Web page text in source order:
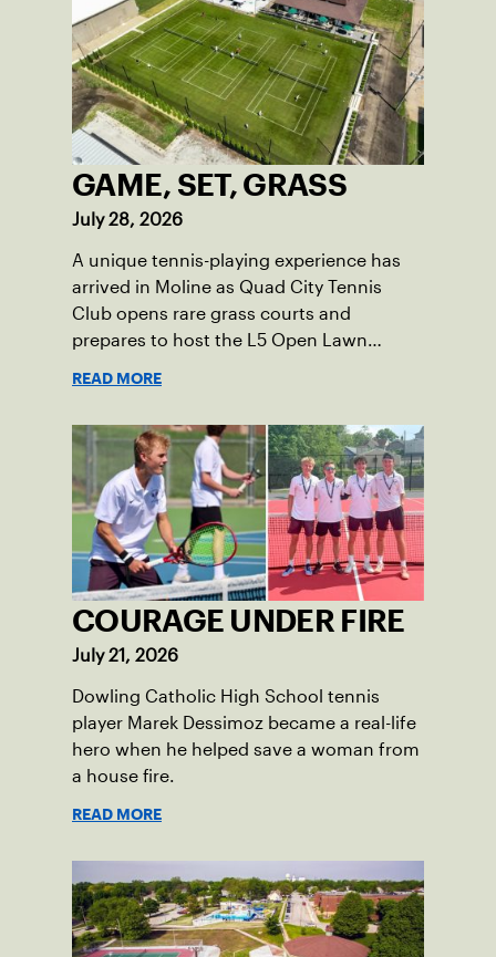
GAME, SET, GRASS
July 28, 2026
A unique tennis-playing experience has
arrived in Moline as Quad City Tennis
Club opens rare grass courts and
prepares to host the L5 Open Lawn
READ MORE
COURAGE UNDER FIRE
July 21, 2026
Dowling Catholic High School tennis
player Marek Dessimoz became a real-life
hero when he helped save a woman from
a house fire.
READ MORE